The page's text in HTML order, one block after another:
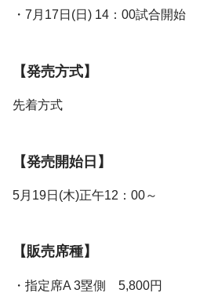
・7月17日(日) 14：00試合開始
【発売方式】
先着方式
【発売開始日】
5月19日(木)正午12：00～
【販売席種】
・指定席A 3塁側 5,800円